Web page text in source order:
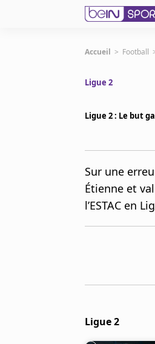
beIN SPORTS
Gérer les notifications
Contactez nous
Accueil > Football
Ligue 2
Ligue 2 : Le but
Sur une
Étienne et
l’ESTAC en
Ligue 2